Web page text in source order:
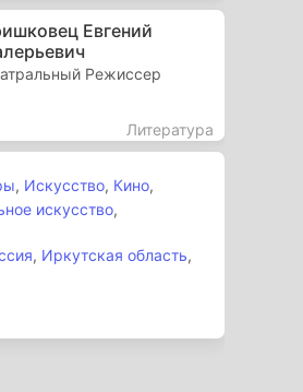
Евгений
Режиссер
Литература
, Искусство, Кино,
искусство,
, Иркутская область,